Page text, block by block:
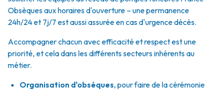
Obsèques aux horaires d'ouverture – une permanence
24h/24 et 7j/7 est aussi assurée en cas d'urgence décès.
Accompagner chacun avec efficacité et respect est une
priorité, et cela dans les différents secteurs inhérents au
métier.
Organisation d'obsèques, pour faire de la cérémonie